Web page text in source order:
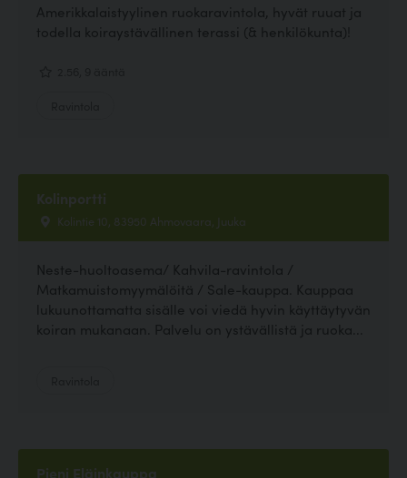
Amerikkalaistyylinen ruokaravintola, hyvät ruuat ja
todella koiraystävällinen terassi (& henkilökunta)!
Kolinportti
Kolintie 10, 83950 Ahmovaara, Juuka
Neste-huoltoasema/ Kahvila-ravintola /
Matkamuistomyymälöitä / Sale-kauppa. Kauppaa
lukuunottamatta sisälle voi viedä hyvin käyttäytyvän
koiran mukanaan. Palvelu on ystävällistä ja ruoka...
Pieni Eläinkauppa